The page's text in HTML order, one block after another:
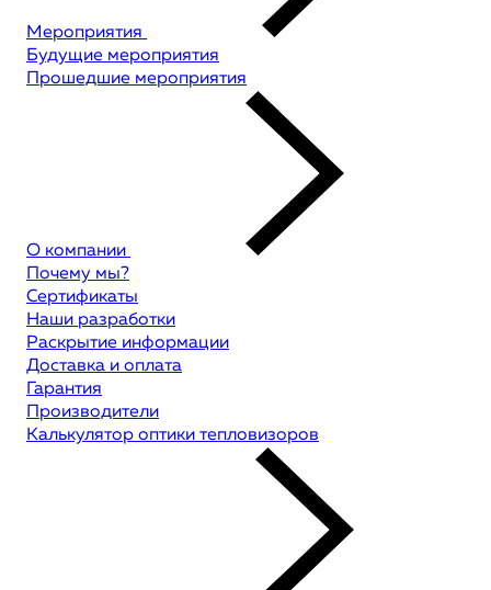
Мероприятия
Будущие мероприятия
Прошедшие мероприятия
О компании
Почему мы?
Сертификаты
Наши разработки
Раскрытие информации
Доставка и оплата
Гарантия
Производители
Калькулятор оптики тепловизоров